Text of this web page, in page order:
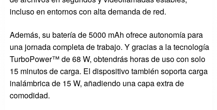
incluso en entornos con alta demanda de red.
Además, su batería de 5000 mAh ofrece autonomía para
una jornada completa de trabajo. Y gracias a la tecnología
TurboPower™ de 68 W, obtendrás horas de uso con solo
15 minutos de carga. El dispositivo también soporta carga
inalámbrica de 15 W, añadiendo una capa extra de
comodidad.